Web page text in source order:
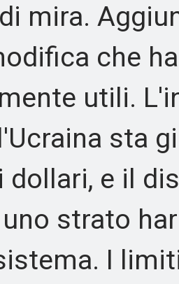
mira.
che
utili.
sta
dollari, e il
strato
I